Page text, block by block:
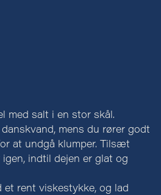
med salt i en stor skål.
mens du rører godt
at undgå klumper. Tilsæt
indtil dejen er glat og
et rent viskestykke, og lad